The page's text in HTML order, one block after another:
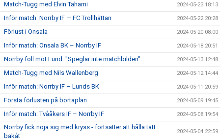
Match-Tugg med Elvin Tahami 2024-05-23 18:13
Inför match: Norrby IF — FC Trollhättan 2024-05-22 20:28
Förlust i Onsala 2024-05-20 08:00
Inför match: Onsala BK – Norrby IF 2024-05-18 20:51
Norrby föll mot Lund: "Speglar inte matchbilden" 2024-05-13 12:48
Match-Tugg med Nils Wallenberg 2024-05-12 14:44
Inför match: Norrby IF – Lunds BK 2024-05-11 20:59
Första förlusten på bortaplan 2024-05-09 19:45
Inför match: Tvååkers IF – Norrby IF 2024-05-08 19:54
Norrby fick nöja sig med kryss - fortsätter att hålla tätt
bakåt
2024-05-04 22:59